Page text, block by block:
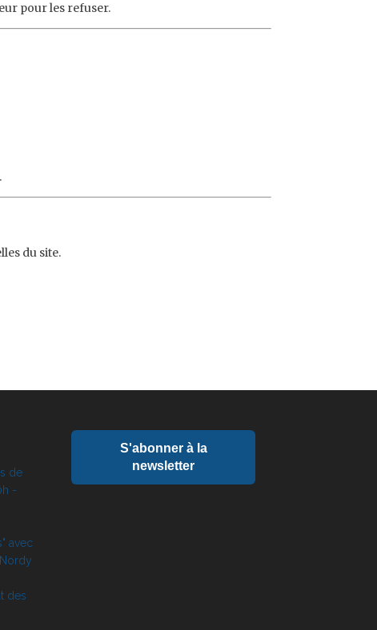
pour les refuser.
du site.
de
-
avec
des
S'abonner à la
newsletter